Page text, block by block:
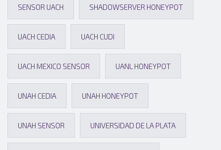
SENSOR UACH SHADOWSERVER HONEYPOT
UACH CEDIA UACH CUDI
UACH MEXICO SENSOR UANL HONEYPOT
UNAH CEDIA UNAH HONEYPOT
UNAH SENSOR UNIVERSIDAD DE LA PLATA